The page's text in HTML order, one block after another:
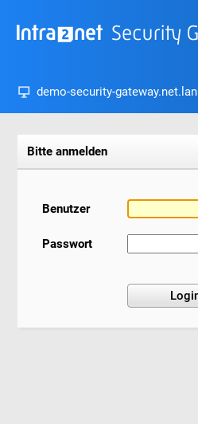
demo-security-gateway.net.lan
Bitte anmelden
Benutzer
Passwort